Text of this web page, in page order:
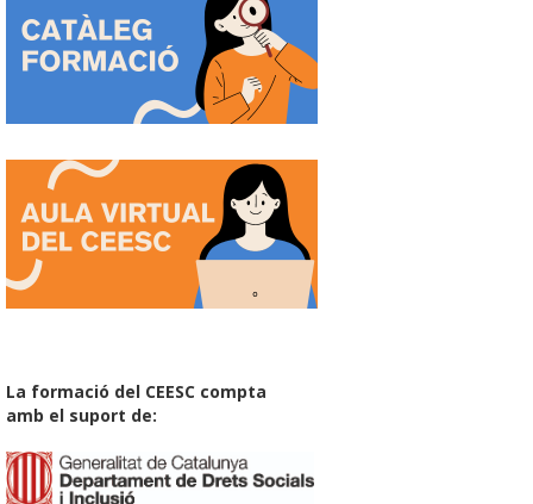
La formació del CEESC compta
amb el suport de: